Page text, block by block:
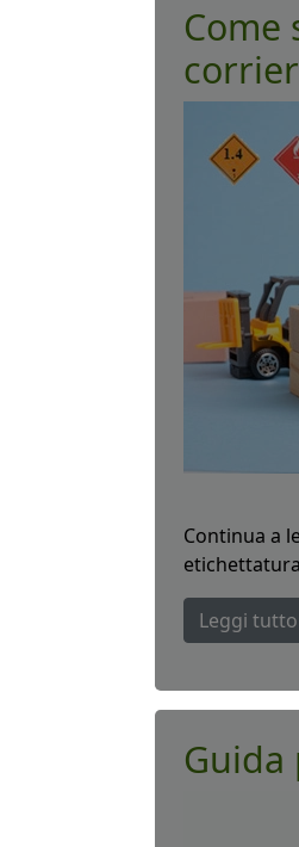
Continua a
Leggi
Guida